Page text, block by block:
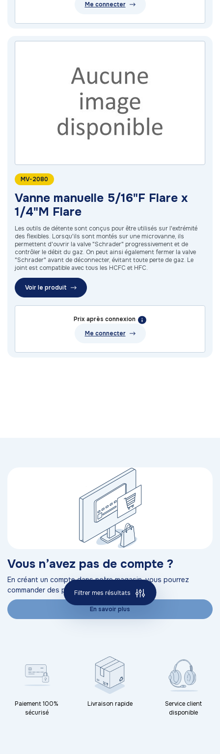
Me connecter
MV-2080
Vanne manuelle 5/16"F Flare x
1/4"M Flare
Les outils de détente sont conçus pour être utilisés sur l'extrémité
des flexibles. Lorsqu'ils sont montés sur une microvanne, ils
permettent d'ouvrir la valve "Schrader" progressivement et de
contrôler le débit du gaz. On peut ainsi également fermer la valve
"Schrader" avant de déconnecter, évitant toute perte de gaz. Le
joint est compatible avec tous les HCFC et HFC.
Voir le produit
Prix après connexion
Me connecter
Vous n’avez pas de compte ?
En créant un compte dans notre magasin, vous pourrez
commander des produits
En savoir plus
Paiement 100%
sécurisé
Livraison rapide
Service client
disponible
Filtrer mes résultats